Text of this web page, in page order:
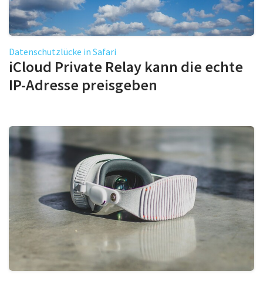
Datenschutzlücke in Safari
iCloud Private Relay kann die echte
IP-Adresse preisgeben